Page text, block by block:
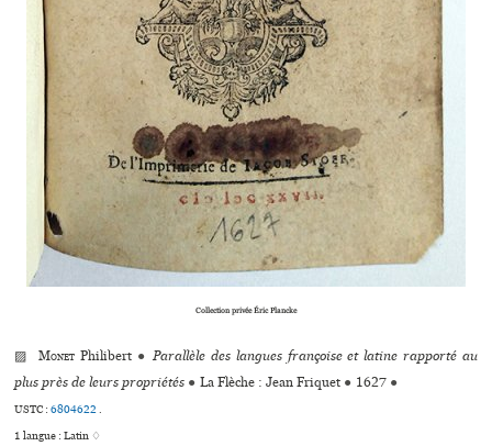
Collection privée Éric Plancke
▨Monet Philibert ● Parallèle des langues françoise et latine rapporté au
plus près de leurs propriétés ● La Flèche : Jean Friquet ● 1627 ●
USTC :6804622.
1 langue :Latin ♢